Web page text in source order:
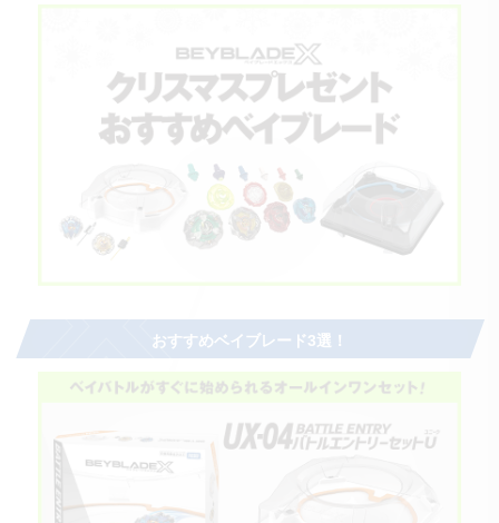
おすすめベイブレード3選！